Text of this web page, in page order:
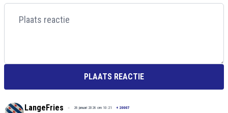
PLAATS REACTIE
LangeFries 26 januari 2026 om 10:21 + 20007